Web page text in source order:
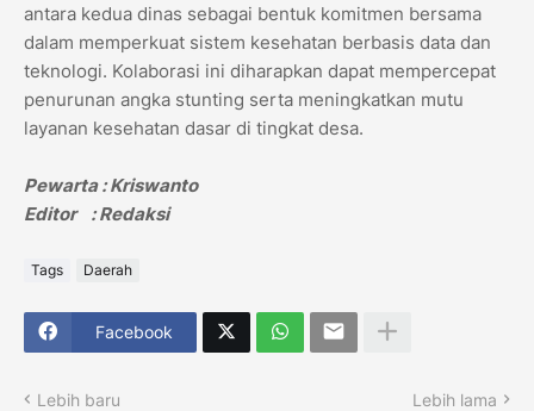
antara kedua dinas sebagai bentuk komitmen bersama
dalam memperkuat sistem kesehatan berbasis data dan
teknologi. Kolaborasi ini diharapkan dapat mempercepat
penurunan angka stunting serta meningkatkan mutu
layanan kesehatan dasar di tingkat desa.
Pewarta : Kriswanto
Editor : Redaksi
Tags Daerah
Facebook
Lebih baru Lebih lama